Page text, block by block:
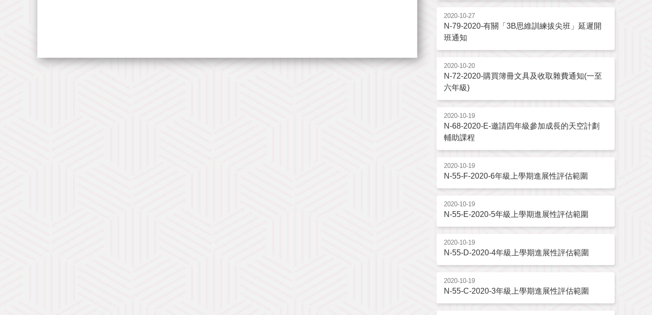
2020-10-27
N-79-2020-有關「3B思維訓練拔尖班」延遲開
班通知
2020-10-20
N-72-2020-購買簿冊文具及收取雜費通知(一至
六年級)
2020-10-19
N-68-2020-E-邀請四年級參加成長的天空計劃
輔助課程
2020-10-19
N-55-F-2020-6年級上學期進展性評估範圍
2020-10-19
N-55-E-2020-5年級上學期進展性評估範圍
2020-10-19
N-55-D-2020-4年級上學期進展性評估範圍
2020-10-19
N-55-C-2020-3年級上學期進展性評估範圍